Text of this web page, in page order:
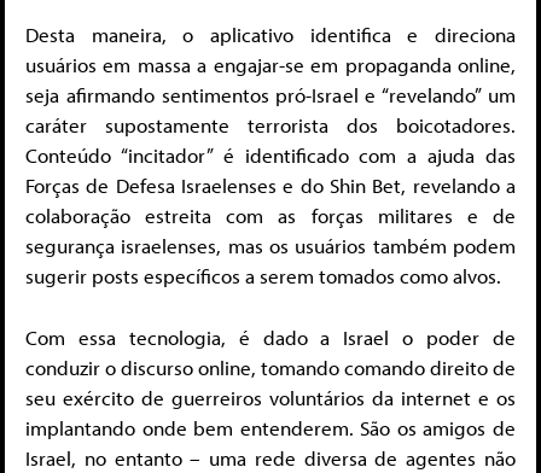
Desta maneira, o aplicativo identifica e direciona
usuários em massa a engajar-se em propaganda online,
seja afirmando sentimentos pró-Israel e “revelando” um
caráter supostamente terrorista dos boicotadores.
Conteúdo “incitador” é identificado com a ajuda das
Forças de Defesa Israelenses e do Shin Bet, revelando a
colaboração estreita com as forças militares e de
segurança israelenses, mas os usuários também podem
sugerir posts específicos a serem tomados como alvos.
Com essa tecnologia, é dado a Israel o poder de
conduzir o discurso online, tomando comando direito de
seu exército de guerreiros voluntários da internet e os
implantando onde bem entenderem. São os amigos de
Israel, no entanto – uma rede diversa de agentes não